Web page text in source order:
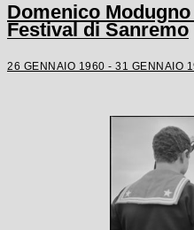
Domenico
Festival di Sanremo
26 GENNAIO 1960 - 31 GENNAIO